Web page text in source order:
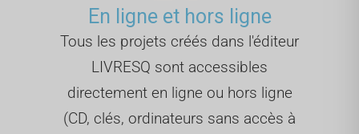
En ligne et hors ligne
Tous les projets créés dans l'éditeur
LIVRESQ sont accessibles
directement en ligne ou hors ligne
(CD, clés, ordinateurs sans accès à